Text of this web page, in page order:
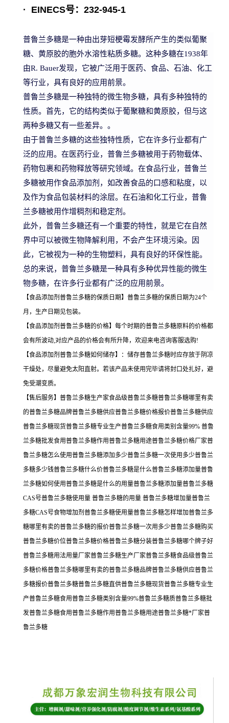
· EINECS号：232-945-1
普鲁兰多糖是一种由出芽短梗霉发酵所产生的类似葡聚
糖、黄原胶的胞外水溶性粘质多糖。这种多糖在1938年
由R. Bauer发现，它被广泛用于医药、食品、石油、化工
等行业，具有良好的应用前景。
普鲁兰多糖是一种独特的微生物多糖，具有多种独特的
性质。首先，它的结构类似于葡聚糖和黄原胶，但与这
两种多糖又有一些差异。。
由于普鲁兰多糖的这些独特性质，它在许多行业都有广
泛的应用。在医药行业，普鲁兰多糖被用于药物载体、
药物包裹和药物释放等研究领域。在食品行业，普鲁兰
多糖被用作食品添加剂，如改善食品的口感和粘度，以
及作为食品包装材料的涂层。在石油和化工行业，普鲁
兰多糖被用作增稠剂和稳定剂。
此外，普鲁兰多糖还有一个重要的特性，就是它在自然
界中可以被微生物降解利用，不会产生环境污染。因
此，它被视为一种的生物塑料，具有良好的环保性能。
总的来说，普鲁兰多糖是一种具有多种优异性能的微生
物多糖，在许多行业都有广泛的应用前景。
【食品添加剂普鲁兰多糖的保质日期】普鲁兰多糖的保质日期为24个
月，生产日期见包装。
【食品添加剂普鲁兰多糖的价格】每个时期的普鲁兰多糖原料的价格都
会有所波动,对应产品的价格会有所升降，欢迎来电咨询客服选购!
【食品添加剂普鲁兰多糖如何储存】：储存普鲁兰多糖时应存放于阴凉
干燥处，尽量避免太阳直射。若该产品未使用完毕请将封口处扎好，避
免受潮变质。
【售后服务】普鲁兰多糖生产家食品级普鲁兰多糖普鲁兰多糖哪里有卖
的普鲁兰多糖品牌普鲁兰多糖供应普鲁兰多糖价格报价普鲁兰多糖供应
普鲁兰多糖现货普鲁兰多糖专业生产普鲁兰多糖食用类别含量99% 普鲁
兰多糖批发食用普鲁兰多糖作用普鲁兰多糖用途普鲁兰多糖价格厂家普
鲁兰多糖怎么使用普鲁兰多糖添加多少普鲁兰多糖一次使用多少普鲁兰
多糖多少钱普鲁兰多糖什么价普鲁兰多糖是什么普鲁兰多糖添加量普鲁
兰多糖如何使用普鲁兰多糖是什么的用量普鲁兰多糖添加量普鲁兰多糖
CAS号普鲁兰多糖使用量 普鲁兰多糖的用量 普鲁兰多糖增加量普鲁兰
多糖CAS号食物增加剂普鲁兰多糖使用量普鲁兰多糖怎样增加普鲁兰多
糖哪里有卖的普鲁兰多糖的报价普鲁兰多糖一次用多少普鲁兰多糖购买
普鲁兰多糖价位普鲁兰多糖价格普鲁兰多糖分装普鲁兰多糖哪个牌子好
普鲁兰多糖用法用量厂家普鲁兰多糖生产厂家普鲁兰多糖食品级普鲁兰
多糖价格普鲁兰多糖哪里有卖的普鲁兰多糖品牌普鲁兰多糖供应普鲁兰
多糖报价普鲁兰多糖普鲁兰多糖直供普鲁兰多糖现货普鲁兰多糖专业生
产普鲁兰多糖食用普鲁兰多糖类别含量99%普鲁兰多糖质普鲁兰多糖批
发普鲁兰多糖食用普鲁兰多糖作用普鲁兰多糖用途普鲁兰多糖*厂家普
鲁兰多糖